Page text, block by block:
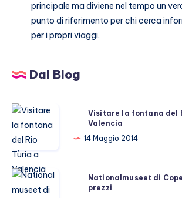
principale ma diviene nel tempo un
punto di riferimento per chi cerca
per i propri viaggi.
Dal Blog
Visitare
la
fontana
del
Rio
Visitare la fontana del
Valencia
14 Maggio 2014
Nationalmuseet
di
Nationalmuseet di
prezzi